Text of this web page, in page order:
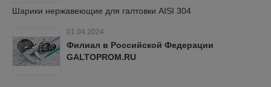
Шарики нержавеющие для галтовки AISI 304
01.04.2024
Филиал в Российской Федерации
GALTOPROM.RU